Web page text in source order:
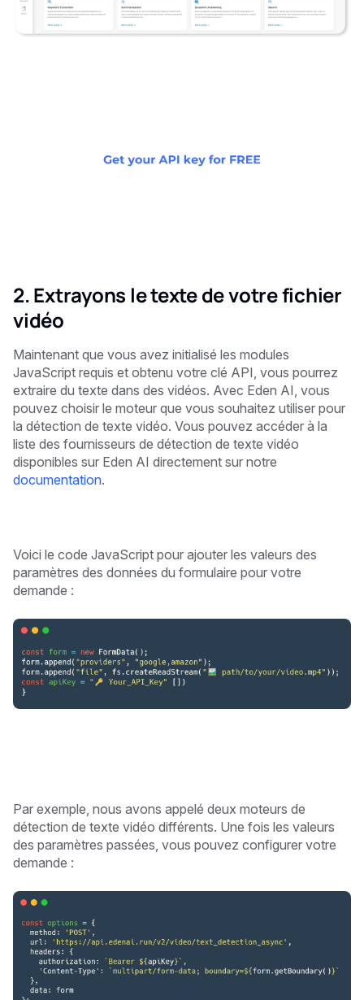
2. Extrayons le texte de votre fichier
vidéo
Maintenant que vous avez initialisé les modules
JavaScript requis et obtenu votre clé API, vous pourrez
extraire du texte dans des vidéos. Avec Eden AI, vous
pouvez choisir le moteur que vous souhaitez utiliser pour
la détection de texte vidéo. Vous pouvez accéder à la
liste des fournisseurs de détection de texte vidéo
disponibles sur Eden AI directement sur notre
documentation.
Voici le code JavaScript pour ajouter les valeurs des
paramètres des données du formulaire pour votre
demande :
Par exemple, nous avons appelé deux moteurs de
détection de texte vidéo différents. Une fois les valeurs
des paramètres passées, vous pouvez configurer votre
demande :